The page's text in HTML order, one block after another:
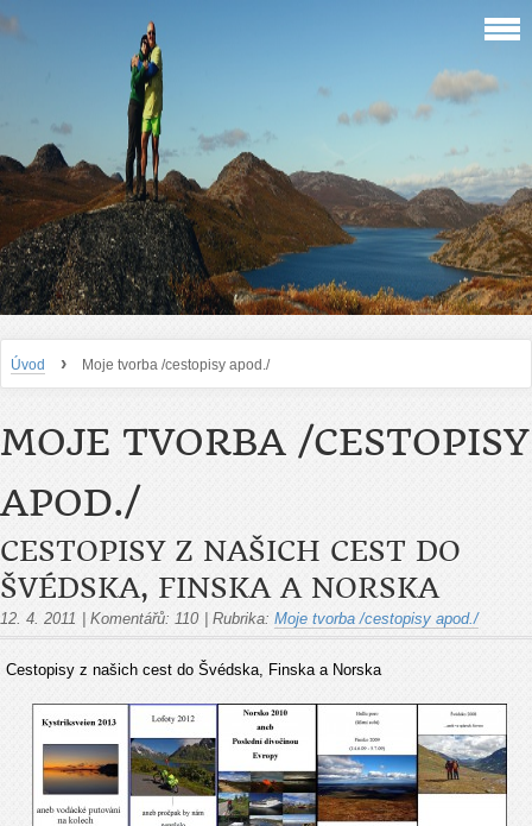
Úvod › Moje tvorba /cestopisy apod./
MOJE TVORBA /CESTOPISY
APOD./
CESTOPISY Z NAŠICH CEST DO
ŠVÉDSKA, FINSKA A NORSKA
12. 4. 2011 Komentářů: 110 Rubrika: Moje tvorba /cestopisy apod./
Cestopisy z našich cest do Švédska, Finska a Norska